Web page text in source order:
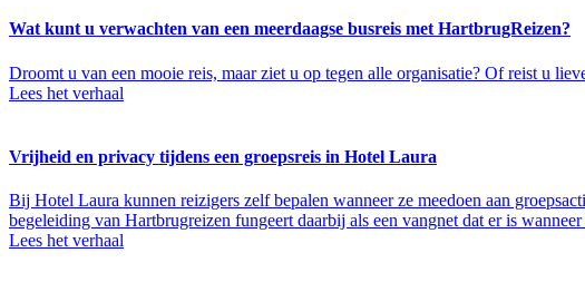
Wat kunt u verwachten van een meerdaagse busreis met HartbrugReizen?
Droomt u van een mooie reis, maar ziet u op tegen alle organisatie? Of reist u
Lees het verhaal
Vrijheid en privacy tijdens een groepsreis in Hotel Laura
Bij Hotel Laura kunnen reizigers zelf bepalen wanneer ze meedoen aan
begeleiding van Hartbrugreizen fungeert daarbij als een vangnet dat er is
Lees het verhaal